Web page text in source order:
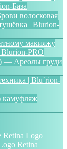
База
волосковая
| Blurion-
макияжу
Blurion-PRO
— Ареолы груди
| Blu`rion-
камуфляж